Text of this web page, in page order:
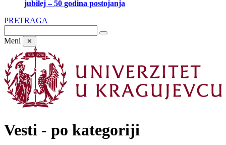
jubilej – 50 godina postojanja
PRETRAGA
Meni ✕
Vesti - po kategoriji